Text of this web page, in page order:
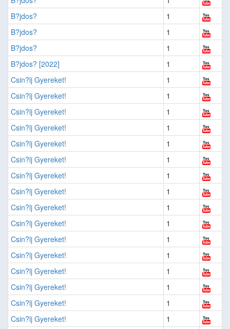
B?jdos?
1
B?jdos?
1
B?jdos?
1
B?jdos? [2022]
1
Csin?lj Gyereket!
1
Csin?lj Gyereket!
1
Csin?lj Gyereket!
1
Csin?lj Gyereket!
1
Csin?lj Gyereket!
1
Csin?lj Gyereket!
1
Csin?lj Gyereket!
1
Csin?lj Gyereket!
1
Csin?lj Gyereket!
1
Csin?lj Gyereket!
1
Csin?lj Gyereket!
1
Csin?lj Gyereket!
1
Csin?lj Gyereket!
1
Csin?lj Gyereket!
1
Csin?lj Gyereket!
1
Csin?lj Gyereket!
1